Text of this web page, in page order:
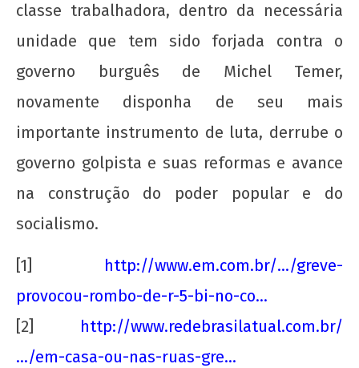
classe trabalhadora, dentro da necessária
unidade que tem sido forjada contra o
governo burguês de Michel Temer,
novamente disponha de seu mais
importante instrumento de luta, derrube o
governo golpista e suas reformas e avance
na construção do poder popular e do
socialismo.
[1] http://www.em.com.br/…/greve-
provocou-rombo-de-r-5-bi-no-co…
[2] http://www.redebrasilatual.com.br/
…/em-casa-ou-nas-ruas-gre…